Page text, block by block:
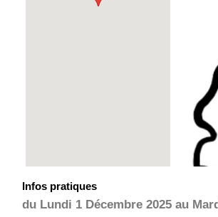
Infos pratiques
du Lundi 1 Décembre 2025 au